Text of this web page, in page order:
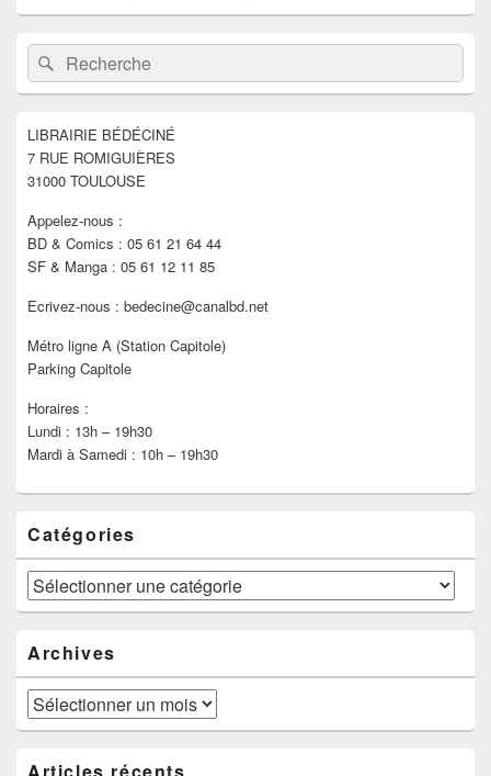
Zone
principale
de
widget
barre
latérale
Recherche :Rechercher
LIBRAIRIE BÉDÉCINÉ
7 RUE ROMIGUIÈRES
31000 TOULOUSE
Appelez-nous :
BD & Comics : 05 61 21 64 44
SF & Manga : 05 61 12 11 85
Ecrivez-nous : bedecine@canalbd.net
Métro ligne A (Station Capitole)
Parking Capitole
Horaires :
Lundi : 13h – 19h30
Mardi à Samedi : 10h – 19h30
Catégories
Catégories
Archives
Archives